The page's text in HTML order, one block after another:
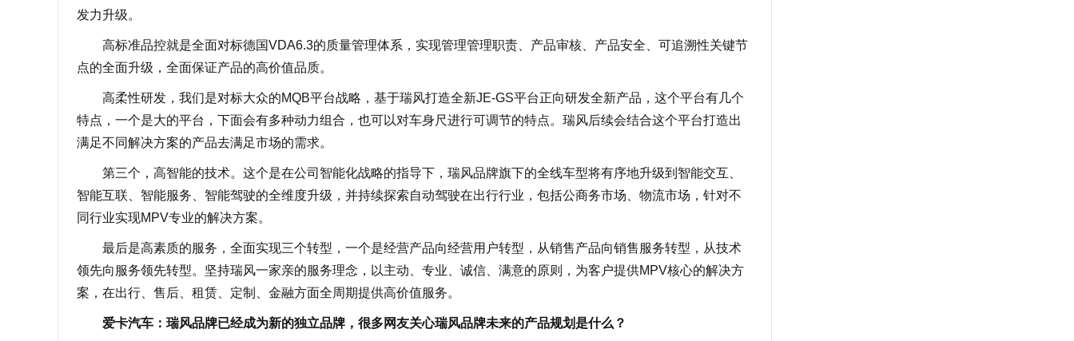
发力升级。
高标准品控就是全面对标德国VDA6.3的质量管理体系，实现管理管理职责、产品审核、产品安全、可追溯性关键节
点的全面升级，全面保证产品的高价值品质。
高柔性研发，我们是对标大众的MQB平台战略，基于瑞风打造全新JE-GS平台正向研发全新产品，这个平台有几个
特点，一个是大的平台，下面会有多种动力组合，也可以对车身尺进行可调节的特点。瑞风后续会结合这个平台打造出
满足不同解决方案的产品去满足市场的需求。
第三个，高智能的技术。这个是在公司智能化战略的指导下，瑞风品牌旗下的全线车型将有序地升级到智能交互、
智能互联、智能服务、智能驾驶的全维度升级，并持续探索自动驾驶在出行行业，包括公商务市场、物流市场，针对不
同行业实现MPV专业的解决方案。
最后是高素质的服务，全面实现三个转型，一个是经营产品向经营用户转型，从销售产品向销售服务转型，从技术
领先向服务领先转型。坚持瑞风一家亲的服务理念，以主动、专业、诚信、满意的原则，为客户提供MPV核心的解决方
案，在出行、售后、租赁、定制、金融方面全周期提供高价值服务。
爱卡汽车：瑞风品牌已经成为新的独立品牌，很多网友关心瑞风品牌未来的产品规划是什么？